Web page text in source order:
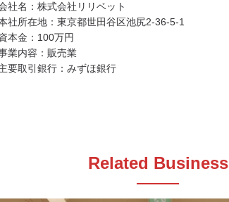
社名：株式会社リリベット
社所在地：東京都世田谷区池尻2-36-5-1
本金：100万円
業内容：販売業
要取引銀行：みずほ銀行
Related Business